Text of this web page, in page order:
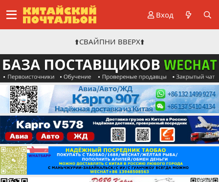
Вход
⬆️СВАЙПНИ ВВЕРХ⬆️